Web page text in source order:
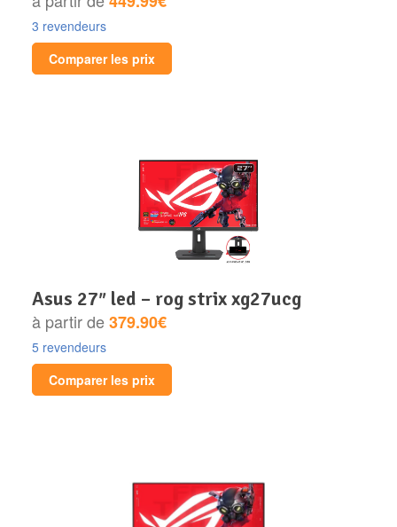
3 revendeurs
Comparer les prix
asus 27″ led – rog strix xg27ucg
à partir de379.90€
5 revendeurs
Comparer les prix